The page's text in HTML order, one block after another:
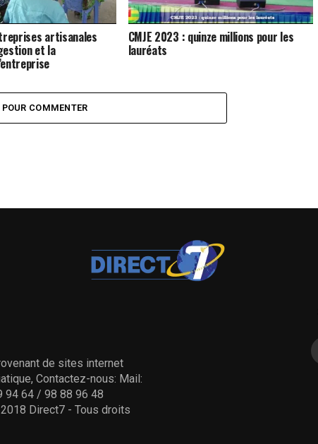
artisanales
et la
CMJE 2023 : quinze millions pour les
lauréats
COMMENTER
de sites internet
Contactez-nous: Mail:
94 64 / 98 88 96 48
Direct7 - Tous droits